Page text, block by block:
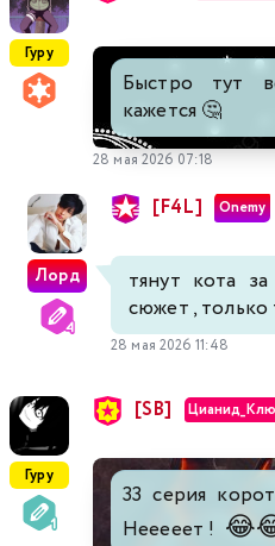
Гуру
Быстро тут
кажется 🤔
28 мая 2026 07:18
Лорд
[F4L] Onemy
тянут кота
сюжет , только
28 мая 2026 11:48
Гуру
[SB]
33 серия
Нееееет ! 😂